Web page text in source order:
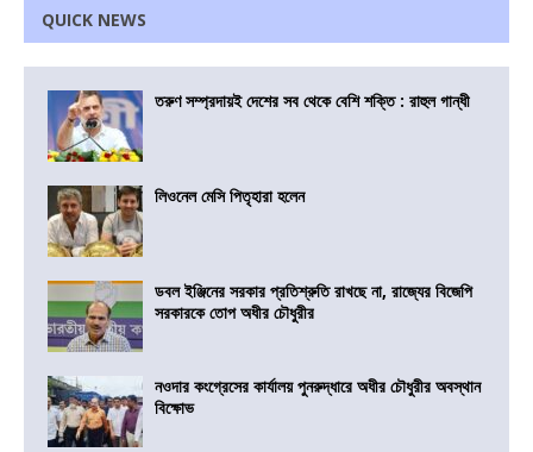
QUICK NEWS
তরুণ সম্প্রদায়ই দেশের সব থেকে বেশি শক্তি : রাহুল গান্ধী
লিওনেল মেসি পিতৃহারা হলেন
ডবল ইঞ্জিনের সরকার প্রতিশ্রুতি রাখছে না, রাজ্যের বিজেপি
সরকারকে তোপ অধীর চৌধুরীর
নওদার কংগ্রেসের কার্যালয় পুনরুদ্ধারে অধীর চৌধুরীর অবস্থান
বিক্ষোভ